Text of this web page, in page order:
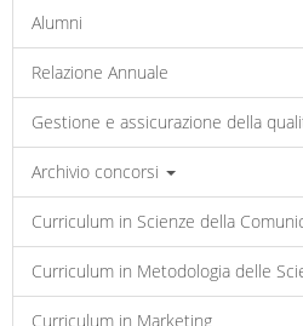
Alumni
Relazione Annuale
Gestione e assicurazione della
Archivio concorsi
Curriculum in Scienze della
Curriculum in Metodologia delle
Curriculum in Marketing